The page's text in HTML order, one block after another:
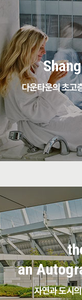
다운타운의 초고
an
자연과 도시